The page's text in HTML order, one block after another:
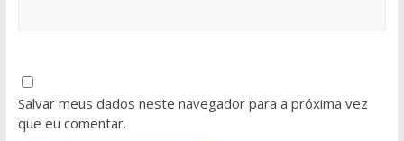
Salvar meus dados neste navegador para a próxima vez
que eu comentar.